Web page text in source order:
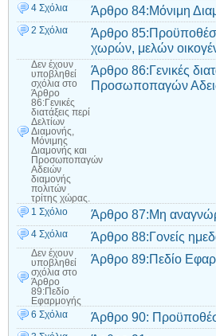
4 Σχόλια Άρθρο 84:Μόνιμη
2 Σχόλια
Άρθρο
χωρών, μελών
Δεν έχουν
υποβληθεί
σχόλια στο
Άρθρο
86:Γενικές
διατάξεις περί
Δελτίων
Διαμονής,
Μόνιμης
Διαμονής και
Προσωποπαγών
Αδειών
διαμονής
πολιτών
τρίτης χώρας.
Άρθρο 86:Γενικές
Προσωποπαγών
1 Σχόλιο Άρθρο 87:Μη
4 Σχόλια Άρθρο 88:Γονείς
Δεν έχουν
υποβληθεί
σχόλια στο
Άρθρο
89:Πεδίο
Εφαρμογής
Άρθρο 89:Πεδίο
6 Σχόλια Άρθρο 90: